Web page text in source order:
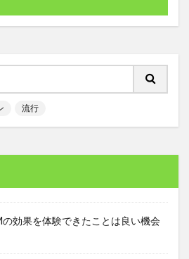
流行
の効果を体験できたことは良い機会